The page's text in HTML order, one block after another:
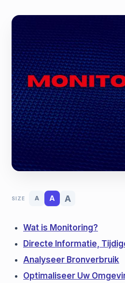
SIZE A A A
Wat is Monitoring?
Directe Informatie,
Analyseer Bronverbruik
Optimaliseer Uw